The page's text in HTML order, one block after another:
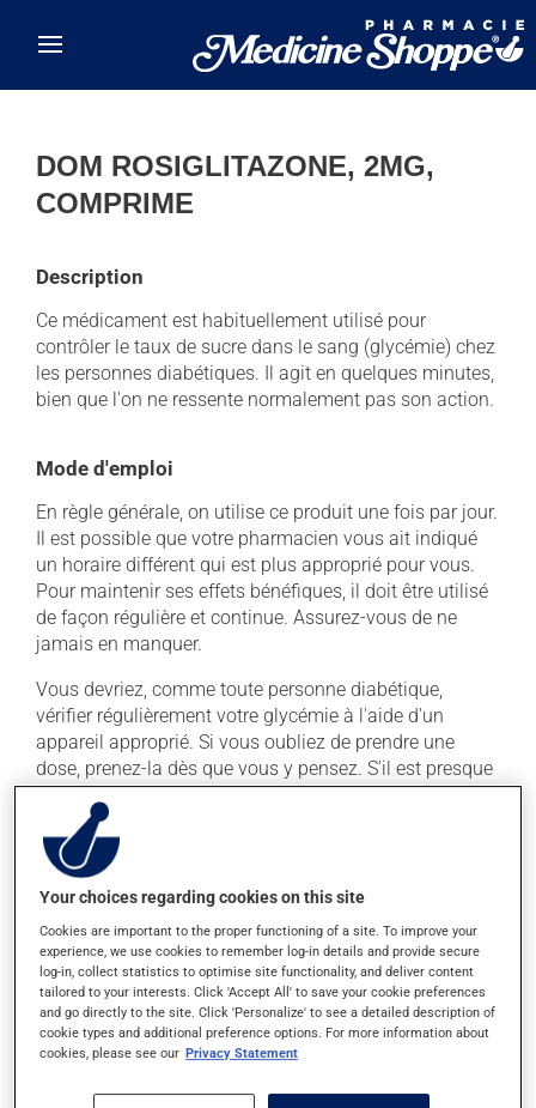
DOM ROSIGLITAZONE, 2MG,
COMPRIME
Description
Ce médicament est habituellement utilisé pour
contrôler le taux de sucre dans le sang (glycémie) chez
les personnes diabétiques. Il agit en quelques minutes,
bien que l'on ne ressente normalement pas son action.
Mode d'emploi
En règle générale, on utilise ce produit une fois par jour.
Il est possible que votre pharmacien vous ait indiqué
un horaire différent qui est plus approprié pour vous.
Pour maintenir ses effets bénéfiques, il doit être utilisé
de façon régulière et continue. Assurez-vous de ne
jamais en manquer.
Vous devriez, comme toute personne diabétique,
vérifier régulièrement votre glycémie à l'aide d'un
appareil approprié. Si vous oubliez de prendre une
dose, prenez-la dès que vous y pensez. S'il est presque
l'heure de votre dose suivante, laissez simplement
tomber la dose oubliée. Ne doublez pas la dose
suivante pour tenter de vous rattraper.
Ce médicament peut être pris avec ou sans nourriture,
sans égard aux repas ou aux collations.
Effets indésirables
En plus de ses effets recherchés, ce produit peut à
l'occasion entraîner certains effets indésirables (effets
Your choices regarding cookies on this site
Cookies are important to the proper functioning of a site. To improve your
experience, we use cookies to remember log-in details and provide secure
log-in, collect statistics to optimise site functionality, and deliver content
tailored to your interests. Click 'Accept All' to save your cookie preferences
and go directly to the site. Click 'Personalize' to see a detailed description of
cookie types and additional preference options. For more information about
cookies, please see our Privacy Statement